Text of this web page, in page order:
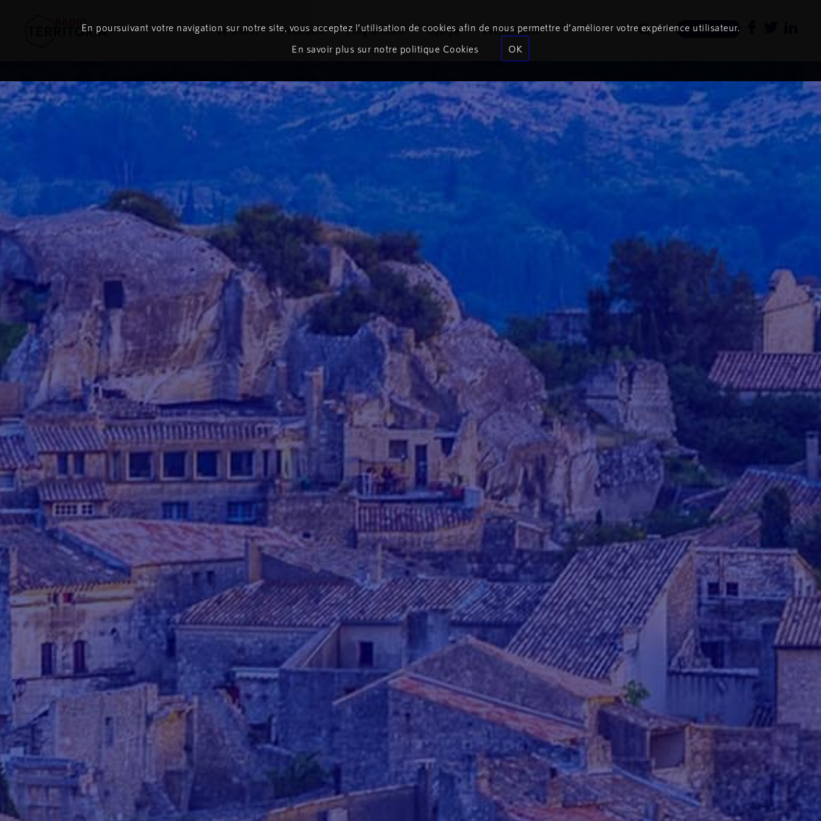
Newsletter
Le direct Podcasts Programmes Équipe Événements
En poursuivant votre navigation sur notre site, vous acceptez l’utilisation de cookies afin de nous permettre d’améliorer votre expérience utilisateur.
En savoir plus sur notre politique Cookies
OK